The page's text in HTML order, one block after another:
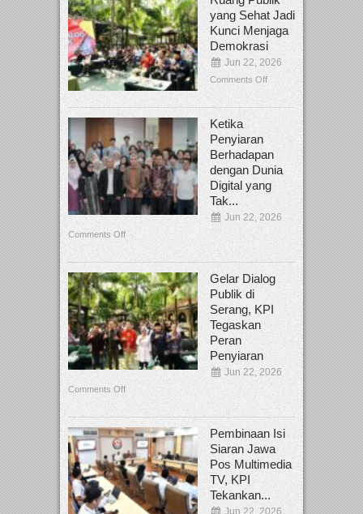
yang Sehat Jadi
Kunci Menjaga
Demokrasi
Jun 22, 2026
Comments Off
Ketika
Penyiaran
Berhadapan
dengan Dunia
Digital yang
Tak...
Jun 22, 2026
Comments Off
Gelar Dialog
Publik di
Serang, KPI
Tegaskan
Peran
Penyiaran
Jun 22, 2026
Comments Off
Pembinaan Isi
Siaran Jawa
Pos Multimedia
TV, KPI
Tekankan...
Jun 22, 2026